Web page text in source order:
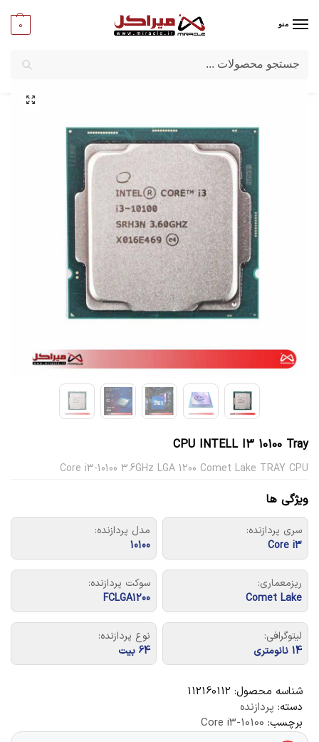
منو 0
میراکل/کامپیوتر/قطعات اصلی
CPU INTELL I3 10100 Tray
Core i3-10100 3.6GHz LGA 1200 Comet Lake TRAY CPU
ویژگی ها
سری پردازنده:
Core i3
مدل پردازنده:
10100
ریزمعماری:
Comet Lake
سوکت پردازنده:
FCLGA1200
لیتوگرافی:
14 نانومتری
نوع پردازنده:
64 بیت
شناسه محصول: 112160112
دسته: پردازنده
برچسب: Core i3-10100